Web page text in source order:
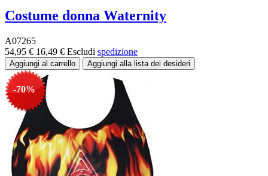
Costume donna Waternity
A07265
54,95 € 16,49 € Escludi spedizione
-70%